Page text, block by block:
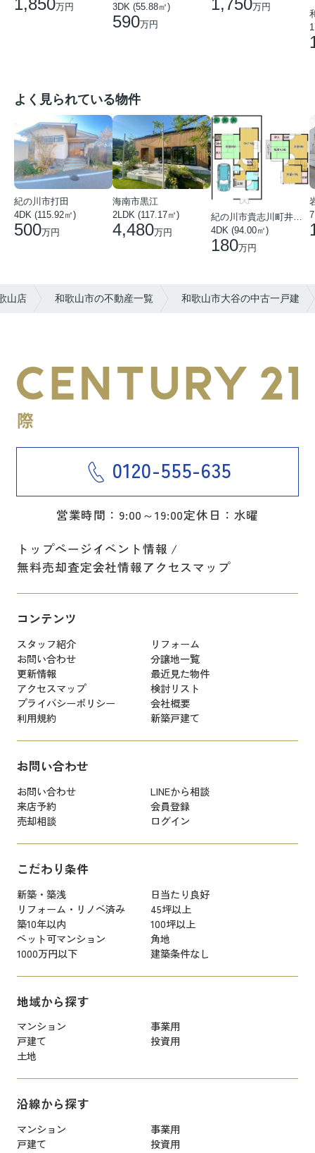
万円 3DK (55.88㎡)
590万円
万円
よく見られている物件
紀の川市打田
4DK (115.92㎡)
500万円
海南市黒江
2LDK (117.17㎡)
4,480万円
紀の川市貴志川町井ノ口
4DK (94.00㎡)
180万円
山店 和歌山市の不動産一覧 和歌山市大谷の中古一戸建
0120-555-635
営業時間：9:00～19:00定休日：水曜
トップページイベント情報
無料売却査定会社情報アクセスマップ
コンテンツ
スタッフ紹介
リフォーム
お問い合わせ
分譲地一覧
更新情報
最近見た物件
アクセスマップ
検討リスト
プライバシーポリシー
会社概要
利用規約
新築戸建て
お問い合わせ
お問い合わせ
LINEから相談
来店予約
会員登録
売却相談
ログイン
こだわり条件
新築・築浅
日当たり良好
リフォーム・リノベ済み
45坪以上
築10年以内
100坪以上
ペット可マンション
角地
1000万円以下
建築条件なし
地域から探す
マンション
事業用
戸建て
投資用
土地
沿線から探す
マンション
事業用
戸建て
投資用